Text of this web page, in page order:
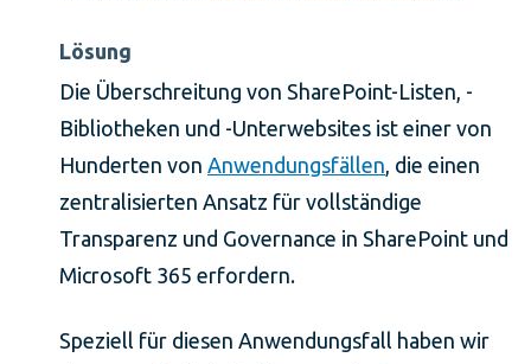
Lösung
Die Überschreitung von SharePoint-Listen, -
Bibliotheken und -Unterwebsites ist einer von
Hunderten von Anwendungsfällen , die einen
zentralisierten Ansatz für vollständige
Transparenz und Governance in SharePoint und
Microsoft 365 erfordern.
Speziell für diesen Anwendungsfall haben wir